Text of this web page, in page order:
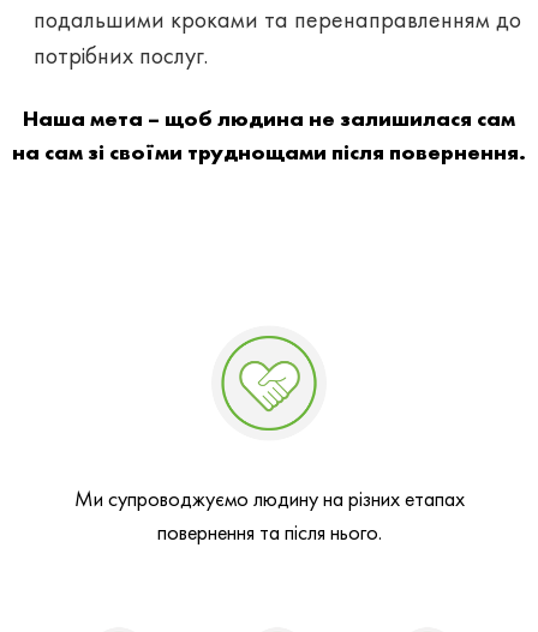
подальшими кроками та перенаправленням до
потрібних послуг.
Наша мета – щоб людина не залишилася сам
на сам зі своїми труднощами після повернення.
Ми супроводжуємо людину на різних етапах
повернення та після нього.